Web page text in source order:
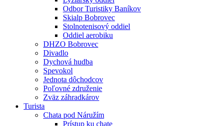
Odbor Turistiky Baníkov
Skialp Bobrovec
Stolnotenisový oddiel
Oddiel aerobiku
DHZO Bobrovec
Divadlo
Dychová hudba
Spevokol
Jednota dôchodcov
Poľovné združenie
Zväz záhradkárov
Turista
Chata pod Náružím
Prístup ku chate